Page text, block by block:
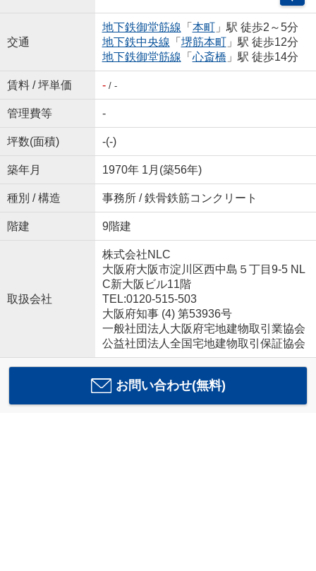
交通
地下鉄御堂筋線 「 本町」駅 徒歩2～5分
地下鉄中央線 「 堺筋本町」駅 徒歩12分
地下鉄御堂筋線 「 心斎橋 」駅 徒歩14分
賃料 / 坪単価 -/ -
管理費等 -
坪数(面積) -(-)
築年月 1970年 1月(築56年)
種別 / 構造 事務所 / 鉄骨鉄筋コンクリート
階建 9階建
取扱会社
株式会社NLC
大阪府大阪市淀川区西中島５丁目9-5 NL
C新大阪ビル11階
TEL:0120-515-503
大阪府知事 (4) 第53936号
一般社団法人大阪府宅地建物取引業協会
公益社団法人全国宅地建物取引保証協会
お問い合わせ(無料)